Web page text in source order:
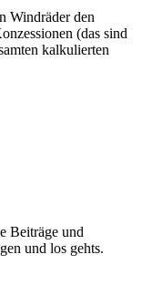
Windräder den
(das sind
kalkulierten
Beiträge und
und los gehts.